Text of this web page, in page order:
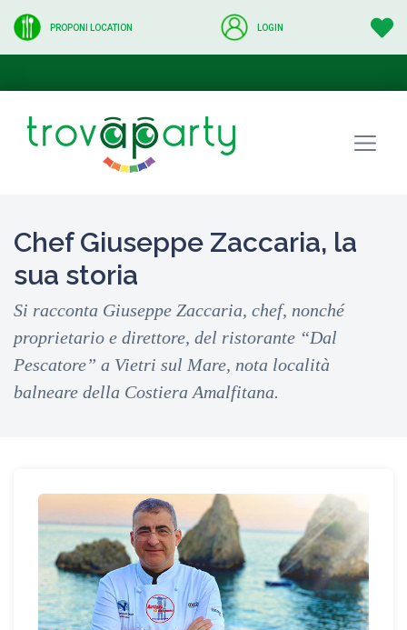
PROPONI LOCATION LOGIN
Chef Giuseppe Zaccaria, la
sua storia
Si racconta Giuseppe Zaccaria, chef, nonché
proprietario e direttore, del ristorante “Dal
Pescatore” a Vietri sul Mare, nota località
balneare della Costiera Amalfitana.